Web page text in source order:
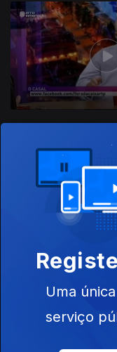
Uma
serviço